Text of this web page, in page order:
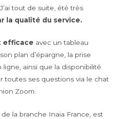
tout de suite, été très
la qualité du service.
efficace avec un tableau
plan d’épargne, la prise
ainsi que la disponibilité
toutes ses questions via le chat
Zoom.
la branche Inaia France, est